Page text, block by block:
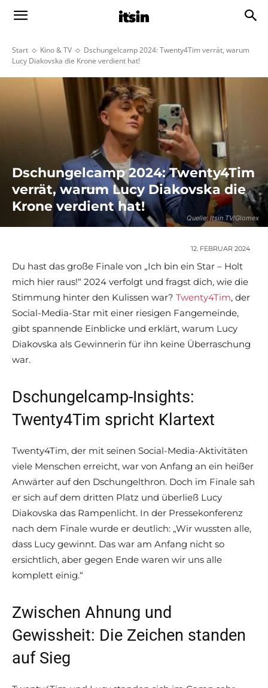
Start Kino & TV
Dschungelcamp 2024: Twenty4Tim verrät, warum
Lucy Diakovska die Krone verdient hat!
Quelle: Itsin TV/Glomex
Dschungelcamp 2024: Twenty4Tim
verrät, warum Lucy Diakovska die
Krone verdient hat!
12. FEBRUAR 2024
Du hast das große Finale von „Ich bin ein Star – Holt
mich hier raus!“ 2024 verfolgt und fragst dich, wie die
Stimmung hinter den Kulissen war? Twenty4Tim, der
Social-Media-Star mit einer riesigen Fangemeinde,
gibt spannende Einblicke und erklärt, warum Lucy
Diakovska als Gewinnerin für ihn keine Überraschung
war.
Dschungelcamp-Insights:
Twenty4Tim spricht Klartext
Twenty4Tim, der mit seinen Social-Media-Aktivitäten
viele Menschen erreicht, war von Anfang an ein heißer
Anwärter auf den Dschungelthron. Doch im Finale sah
er sich auf dem dritten Platz und überließ Lucy
Diakovska das Rampenlicht. In der Pressekonferenz
nach dem Finale wurde er deutlich: „Wir wussten alle,
dass Lucy gewinnt. Das war am Anfang nicht so
ersichtlich, aber gegen Ende waren wir uns alle
komplett einig.“
Zwischen Ahnung und
Gewissheit: Die Zeichen standen
auf Sieg